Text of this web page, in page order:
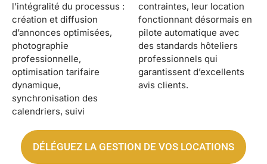
l’intégralité du processus :
création et diffusion
d’annonces optimisées,
photographie
professionnelle,
optimisation tarifaire
dynamique,
synchronisation des
calendriers, suivi
contraintes, leur location
fonctionnant désormais en
pilote automatique avec
des standards hôteliers
professionnels qui
garantissent d’excellents
avis clients.
DÉLÉGUEZ LA GESTION DE VOS LOCATIONS